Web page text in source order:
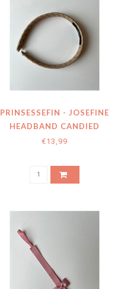
PRINSESSEFIN - JOSEFINE
HEADBAND CANDIED
GINGER
€13,99